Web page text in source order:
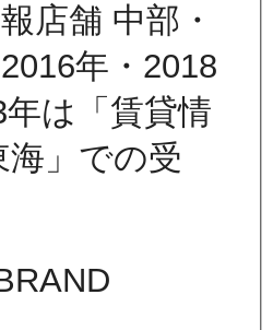
店舗 中部・
年・2018
は「賃貸情
海」での受